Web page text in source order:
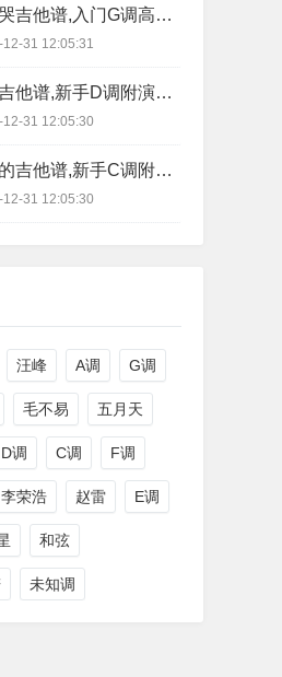
男孩别哭吉他谱,入门G调高清版,吉他专家编配,海龟先生版
31 12:05:31
蓝莲花吉他谱,新手D调附演示,悠音吉他课堂编配,许巍版
31 12:05:30
我怀念的吉他谱,新手C调附节奏型,7T吉他教室编配,孙燕姿版
31 12:05:30
汪峰 A调 G调
毛不易 五月天
D调 C调 F调
李荣浩 赵雷 E调
和弦
未知调